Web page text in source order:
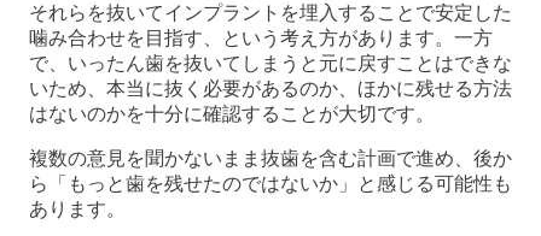
それらを抜いてインプラントを埋入することで安定した
噛み合わせを目指す、という考え方があります。一方
で、いったん歯を抜いてしまうと元に戻すことはできな
いため、本当に抜く必要があるのか、ほかに残せる方法
はないのかを十分に確認することが大切です。
複数の意見を聞かないまま抜歯を含む計画で進め、後か
ら「もっと歯を残せたのではないか」と感じる可能性も
あります。